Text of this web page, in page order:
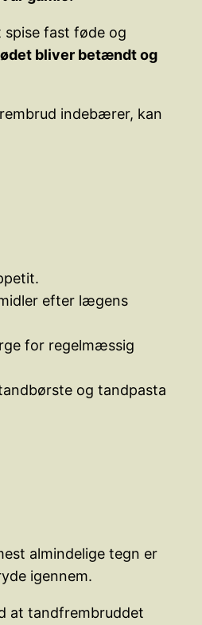
fast føde og
bliver betændt og
indebærer, kan
efter lægens
for regelmæssig
og tandpasta
almindelige tegn er
igennem.
at tandfrembruddet